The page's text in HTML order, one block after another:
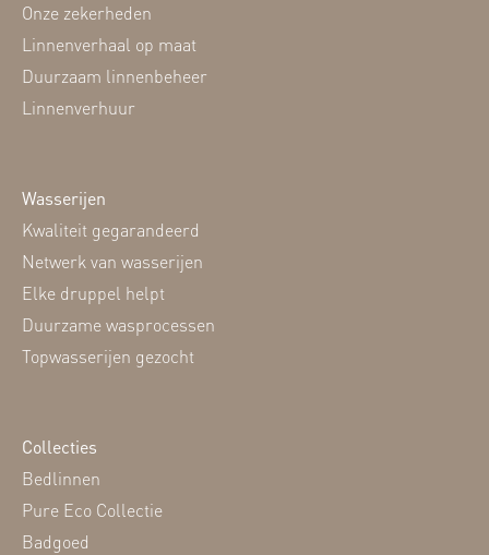
Onze zekerheden
Linnenverhaal op maat
Duurzaam linnenbeheer
Linnenverhuur
Wasserijen
Kwaliteit gegarandeerd
Netwerk van wasserijen
Elke druppel helpt
Duurzame wasprocessen
Topwasserijen gezocht
Collecties
Bedlinnen
Pure Eco Collectie
Badgoed